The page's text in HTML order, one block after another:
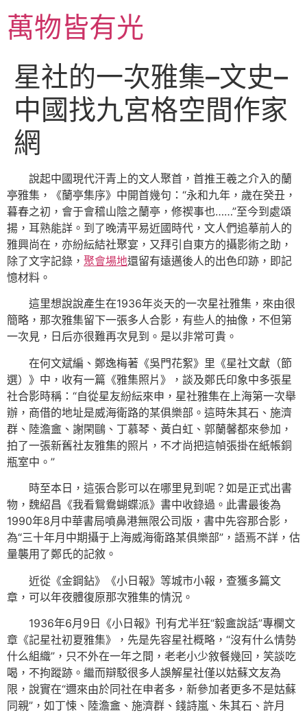
主萬物皆有光
星社的一次雅集–文史–
中國找九宮格空間作家
網
說起中國現代汗青上的文人聚首，首推王羲之介入的蘭
亭雅集，《蘭亭集序》中開首幾句：“永和九年，歲在癸丑，
暮春之初，會于會稽山陰之蘭亭，修禊事也……”至今到處頌
揚，耳熟能詳。到了晚清平易近國時代，文人們追摹前人的
雅興尚在，亦紛紜結社聚宴，又拜引自東方的攝影術之助，
除了文字記錄， 聚會場地還留有遠邁後人的出色印跡，即記
憶材料。
這里想說說產生在1936年炎天的一次星社雅集，來由很
簡略，那次雅集留下一張多人合影，有些人的抽像，不但第
一次見，日后亦很難再次見到。是以非常可貴。
在何文斌編、鄭逸梅著《吳門花絮》里《星社文獻（節
選）》中，收有一篇《雅集照片》，談及鄭氏印象中多張星
社合影時稱：“自從星友紛紜來申，星社雅集在上海第一次舉
辦，商借的地址是威海衛路的某俱樂部。這時朱其石、施濟
群、陸澹盦、謝閑鷗、丁慕琴、黃白虹、郭蘭馨都來參加，
拍了一張新舊社友雅集的照片，不才尚把這幀張掛在紙帳銅
瓶室中。”
時至本日，這張合影可以在哪里見到呢？如是正式出書
物，魏紹昌《我看鴛鴦蝴蝶派》書中收錄過。此書最後為
1990年8月中華書局噴鼻港無限公司版，書中先容那合影，
為“三十年月中期攝于上海威海衛路某俱樂部”，語焉不詳，估
量襲用了鄭氏的記敘。
近從《金鋼鉆》《小日報》等城市小報，查獲多篇文
章，可以年夜體復原那次雅集的情況。
1936年6月9日《小日報》刊有尤半狂“毅盦說話”專欄文
章《記星社初夏雅集》，先是先容星社概略，“沒有什么情勢
什么組織”，只不外在一年之間，老老小少敘餐幾回，笑談吃
喝，不拘蹤跡。繼而辯駁很多人誤解星社僅以姑蘇文友為
限，說實在“邇來由於同社在申者多，新參加者更多不是姑蘇
同親”，如丁悚、陸澹盦、施濟群、錢詩嵐、朱其石、許月